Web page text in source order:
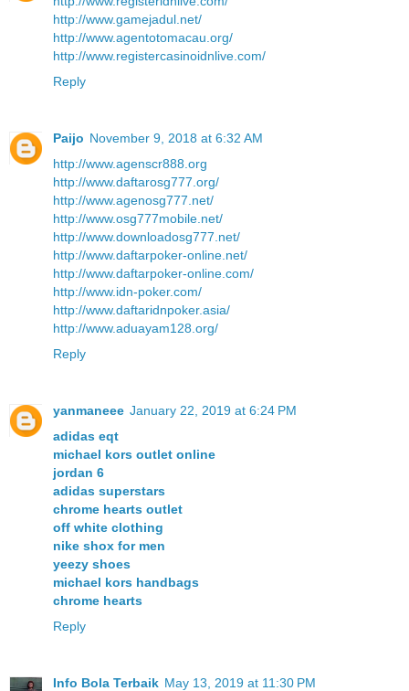
http://www.gamejadul.net/
http://www.agentotomacau.org/
http://www.registercasinoidnlive.com/
Reply
Paijo November 9, 2018 at 6:32 AM
http://www.agenscr888.org
http://www.daftarosg777.org/
http://www.agenosg777.net/
http://www.osg777mobile.net/
http://www.downloadosg777.net/
http://www.daftarpoker-online.net/
http://www.daftarpoker-online.com/
http://www.idn-poker.com/
http://www.daftaridnpoker.asia/
http://www.aduayam128.org/
Reply
yanmaneee January 22, 2019 at 6:24 PM
adidas eqt
michael kors outlet online
jordan 6
adidas superstars
chrome hearts outlet
off white clothing
nike shox for men
yeezy shoes
michael kors handbags
chrome hearts
Reply
Info Bola Terbaik May 13, 2019 at 11:30 PM